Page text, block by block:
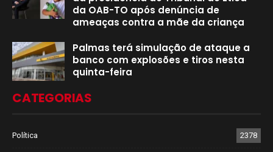
da OAB-TO após denúncia de
ameaças contra a mãe da criança
Palmas terá simulação de ataque a
banco com explosões e tiros nesta
quinta-feira
CATEGORIAS
Política 2378